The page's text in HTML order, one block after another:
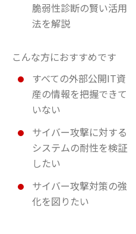
脆弱性診断の賢い活用
法を解説
こんな方におすすめです
すべての外部公開IT資
産の情報を把握できて
いない
サイバー攻撃に対する
システムの耐性を検証
したい
サイバー攻撃対策の強
化を図りたい